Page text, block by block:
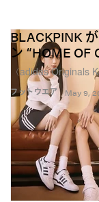
フットウエア
BLACKPINK
ン “HOME OF
〈adidas Originals
May 9,